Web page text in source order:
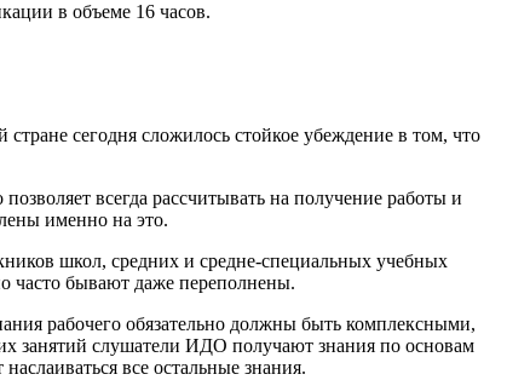
в объеме 16 часов.
сегодня сложилось стойкое убеждение в том, что
всегда рассчитывать на получение работы и
именно на это.
школ, средних и средне-специальных учебных
часто бывают даже переполнены.
рабочего обязательно должны быть комплексными,
занятий слушатели ИДО получают знания по основам
все остальные знания.